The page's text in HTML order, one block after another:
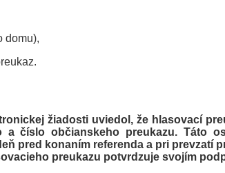
domu),
žiadosti uviedol, že hlasovací
číslo občianskeho preukazu. Táto
pred konaním referenda a pri prevzatí
preukazu potvrdzuje svojím